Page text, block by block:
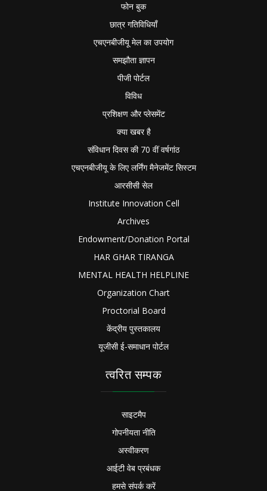
फोन बुक
छात्र गतिविधियाँ
एचएनबीजीयू मेल का उपयोग
समझौता ज्ञापन
पीजी पोर्टल
विविध
प्रशिक्षण और प्लेसमेंट
क्या खबर है
संविधान दिवस की 70 वीं वर्षगांठ
एचएनबीजीयू के लिए लर्निंग मैनेजमेंट सिस्टम
आरसीसी सेल
Institute Innovation Cell
Archives
Endowment/Donation Portal
HAR GHAR TIRANGA
MENTAL HEALTH HELPLINE
Organization Chart
Proctorial Board
केंद्रीय पुस्तकालय
यूजीसी ई-समाधान पोर्टल
त्वरित सम्पक
साइटमैप
गोपनीयता नीति
अस्वीकरण
आईटी वेब प्रबंधक
हमसे संपर्क करें